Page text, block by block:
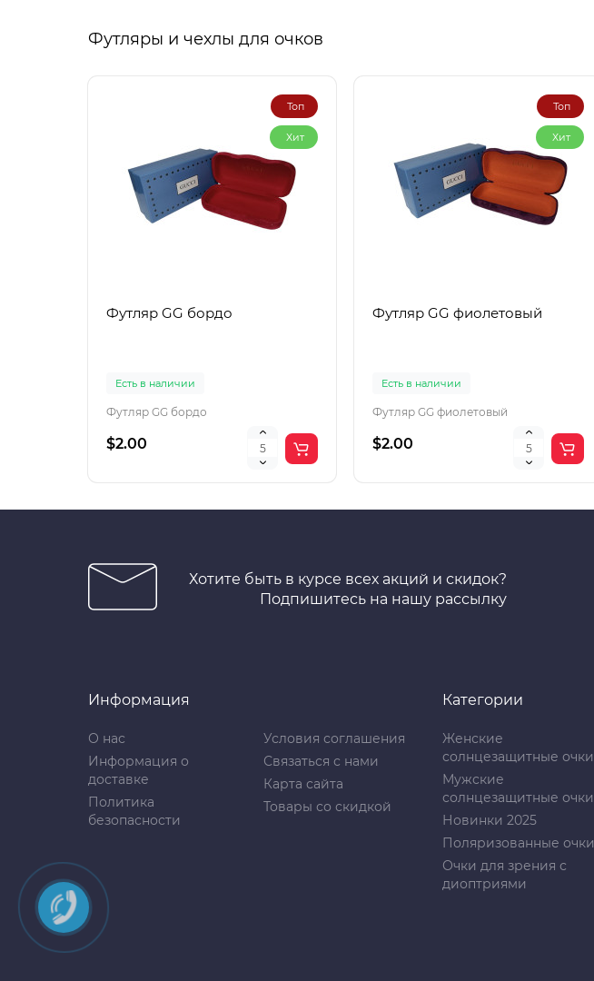
Футляры и чехлы для очков
Топ
Хит
Футляр GG бордо
Есть в наличии
Футляр GG бордо
$2.00
Топ
Хит
Футляр GG фиолетовый
Есть в наличии
Футляр GG фиолетовый
$2.00
Хотите быть в курсе всех акций и скидок?
Подпишитесь на нашу рассылку
Информация
О нас
Информация о
доставке
Политика
безопасности
Условия соглашения
Связаться с нами
Карта сайта
Товары со скидкой
Категории
Женские
солнцезащитные очки
Мужские
солнцезащитные очки
Новинки 2025
Поляризованные очки
Очки для зрения с
диоптриями